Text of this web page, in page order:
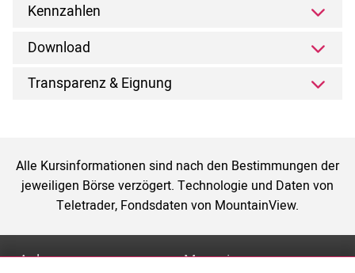
Kennzahlen
Download
Transparenz & Eignung
Alle Kursinformationen sind nach den Bestimmungen der
jeweiligen Börse verzögert. Technologie und Daten von
Teletrader, Fondsdaten von MountainView.
Anlage Magazin